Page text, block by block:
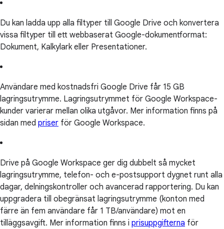
Du kan ladda upp alla filtyper till Google Drive och konvertera
vissa filtyper till ett webbaserat Google-dokumentformat:
Dokument, Kalkylark eller Presentationer.
Användare med kostnadsfri Google Drive får 15 GB
lagringsutrymme. Lagringsutrymmet för Google Workspace-
kunder varierar mellan olika utgåvor. Mer information finns på
sidan med priser för Google Workspace.
Drive på Google Workspace ger dig dubbelt så mycket
lagringsutrymme, telefon- och e-postsupport dygnet runt alla
dagar, delningskontroller och avancerad rapportering. Du kan
uppgradera till obegränsat lagringsutrymme (konton med
färre än fem användare får 1 TB/användare) mot en
tilläggsavgift. Mer information finns i prisuppgifterna för